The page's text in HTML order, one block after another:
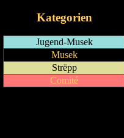
Kategorien
Jugend-Musek
Musek
Strëpp
Comité